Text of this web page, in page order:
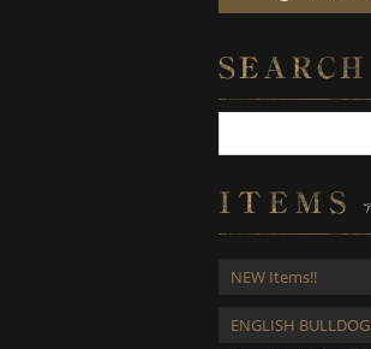
NEW Items!!
ENGLISH BULLDOG